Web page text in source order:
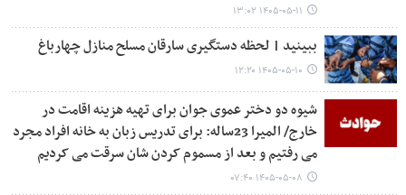
۱۴۰۵-۰۵-۱۱ ۱۳:۰۲
ببینید | لحظه دستگیری سارقان مسلح منازل چهارباغ
۱۴۰۵-۰۵-۱۰ ۱۲:۲۰
شیوه دو دختر عموی جوان برای تهیه هزینه اقامت در
خارج/ المیرا 23ساله: برای تدریس زبان به خانه افراد مجرد
می رفتیم و بعد از مسموم کردن شان سرقت می کردیم
۱۴۰۵-۰۵-۰۸ ۰۷:۴۰